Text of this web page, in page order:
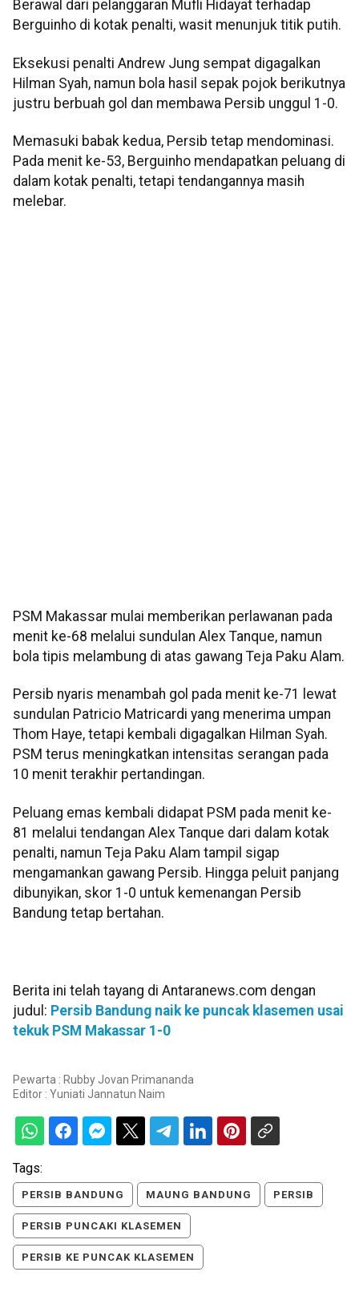
Berawal dari pelanggaran Mufli Hidayat terhadap
Berguinho di kotak penalti, wasit menunjuk titik putih.
Eksekusi penalti Andrew Jung sempat digagalkan
Hilman Syah, namun bola hasil sepak pojok berikutnya
justru berbuah gol dan membawa Persib unggul 1-0.
Memasuki babak kedua, Persib tetap mendominasi.
Pada menit ke-53, Berguinho mendapatkan peluang di
dalam kotak penalti, tetapi tendangannya masih
melebar.
PSM Makassar mulai memberikan perlawanan pada
menit ke-68 melalui sundulan Alex Tanque, namun
bola tipis melambung di atas gawang Teja Paku Alam.
Persib nyaris menambah gol pada menit ke-71 lewat
sundulan Patricio Matricardi yang menerima umpan
Thom Haye, tetapi kembali digagalkan Hilman Syah.
PSM terus meningkatkan intensitas serangan pada
10 menit terakhir pertandingan.
Peluang emas kembali didapat PSM pada menit ke-
81 melalui tendangan Alex Tanque dari dalam kotak
penalti, namun Teja Paku Alam tampil sigap
mengamankan gawang Persib. Hingga peluit panjang
dibunyikan, skor 1-0 untuk kemenangan Persib
Bandung tetap bertahan.
Berita ini telah tayang di Antaranews.com dengan
judul: Persib Bandung naik ke puncak klasemen usai
tekuk PSM Makassar 1-0
Pewarta : Rubby Jovan Primananda
Editor : Yuniati Jannatun Naim
Tags:
PERSIB BANDUNG MAUNG BANDUNG PERSIB
PERSIB PUNCAKI KLASEMEN
PERSIB KE PUNCAK KLASEMEN